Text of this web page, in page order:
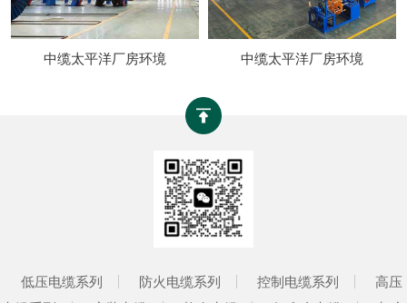
中缆太平洋厂房环境 中缆太平洋厂房环境
低压电缆系列 防火电缆系列 控制电缆系列
高压